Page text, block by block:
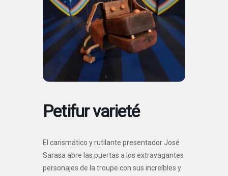
Petifur varieté
El carismático y rutilante presentador José
Sarasa abre las puertas a los extravagantes
personajes de la troupe con sus increíbles y